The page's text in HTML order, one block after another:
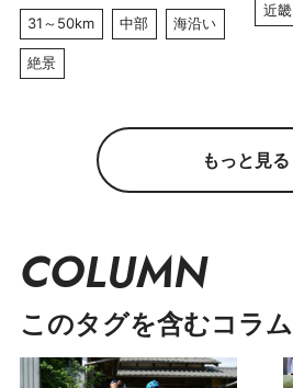
31～50km
中部 海沿い
絶景
近畿
もっと見る
COLUMN
このタグを含むコラム